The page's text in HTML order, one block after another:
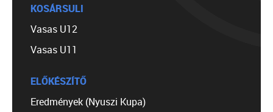
KOSÁRSULI
Vasas U12
Vasas U11
ELŐKÉSZÍTŐ
Eredmények (Nyuszi Kupa)